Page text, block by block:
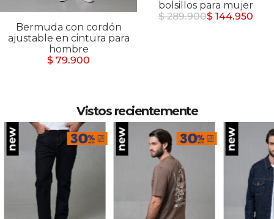
Bermuda con cordón
ajustable en cintura para
hombre
$ 79.900
bolsillos para mujer
$ 289.900$ 144.950
Vistos recientemente